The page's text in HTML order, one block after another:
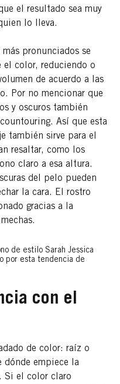
de estilo Sarah Jessica
por esta tendencia de
el resultado sea muy
lo lleva.
pronunciados se
el color, reduciendo o
de acuerdo a las
Por no mencionar que
y oscuros también
Así que esta
también sirve para el
resaltar, como los
claro a esa altura.
del pelo pueden
la cara. El rostro
gracias a la
con el
de color: raíz o
dónde empiece la
Si el color claro